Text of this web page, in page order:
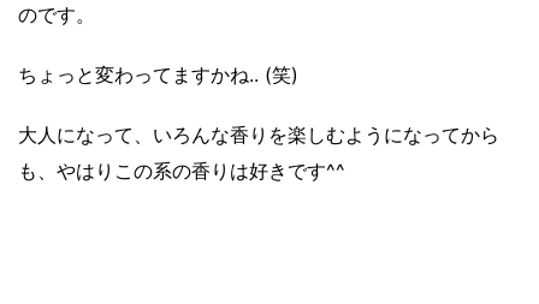
のです。
ちょっと変わってますかね.. (笑)
大人になって、いろんな香りを楽しむようになってから
も、やはりこの系の香りは好きです^^